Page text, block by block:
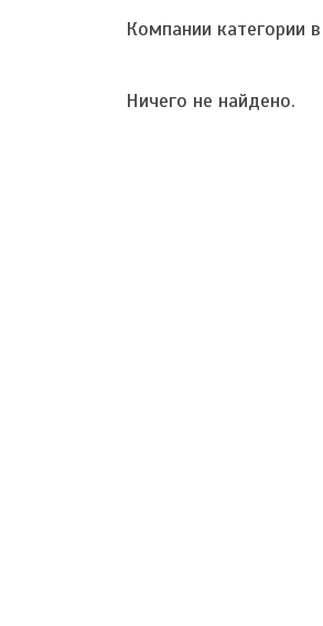
Компании категории в
Ничего не найдено.